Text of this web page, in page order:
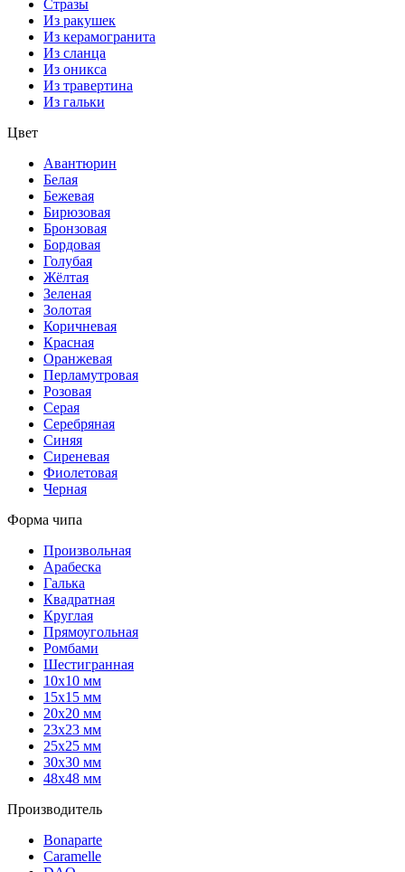
Стразы
Из ракушек
Из керамогранита
Из сланца
Из оникса
Из травертина
Из гальки
Цвет
Авантюрин
Белая
Бежевая
Бирюзовая
Бронзовая
Бордовая
Голубая
Жёлтая
Зеленая
Золотая
Коричневая
Красная
Оранжевая
Перламутровая
Розовая
Серая
Серебряная
Синяя
Сиреневая
Фиолетовая
Черная
Форма чипа
Произвольная
Арабеска
Галька
Квадратная
Круглая
Прямоугольная
Ромбами
Шестигранная
10х10 мм
15х15 мм
20х20 мм
23х23 мм
25х25 мм
30х30 мм
48х48 мм
Производитель
Bonaparte
Caramelle